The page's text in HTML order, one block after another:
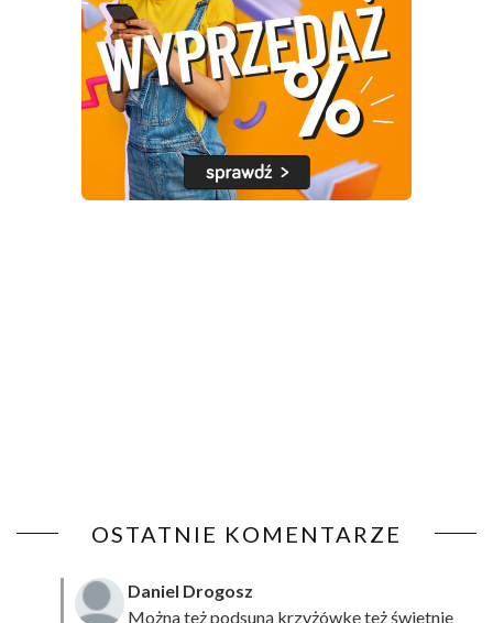
OSTATNIE KOMENTARZE
Daniel Drogosz
Można też podsuną krzyżówkęteż świetnie